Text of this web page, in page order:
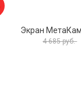
4 685 руб.